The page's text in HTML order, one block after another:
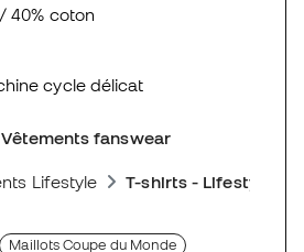
40% coton
cycle délicat
Vêtements fanswear
Lifestyle T-shirts - Lifestyle
Maillots Coupe du Monde